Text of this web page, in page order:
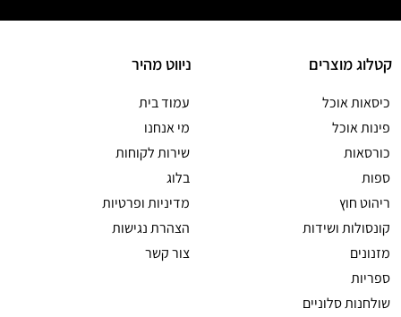
קטלוג מוצרים
כיסאות אוכל
פינות אוכל
כורסאות
ספות
ריהוט חוץ
קונסולות ושידות
מזנונים
ספריות
שולחנות סלוניים
ניווט מהיר
עמוד בית
מי אנחנו
שירות לקוחות
בלוג
מדיניות ופרטיות
הצהרת נגישות
צור קשר